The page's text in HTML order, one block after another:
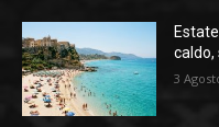
caldo,
3